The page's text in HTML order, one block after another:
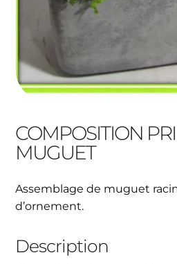
COMPOSITION
MUGUET
Assemblage de muguet
d’ornement.
Description